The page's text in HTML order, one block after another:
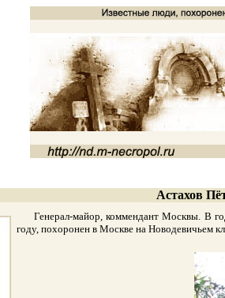
Астахов
Генерал-майор, коммендант Москвы. В
году, похоронен в Москве на Новодевичьем